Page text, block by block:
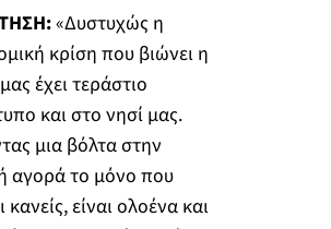
«Δυστυχώς η
κρίση που βιώνει η
έχει τεράστιο
και στο νησί μας.
μια βόλτα στην
αγορά το μόνο που
κανείς, είναι ολοένα και